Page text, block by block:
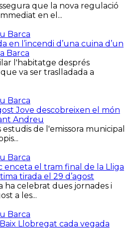
que la nova regulació
en el...
Barca
en l’incendi d’una cuina d’un
Barca
l'habitatge després
va ser traslladada a
Barca
Jove descobreixen el món
Andreu
estudis de l'emissora municipal
Barca
enceta el tram final de la Lliga
tirada el 29 d’agost
ha celebrat dues jornades i
a les...
Barca
Llobregat cada vegada